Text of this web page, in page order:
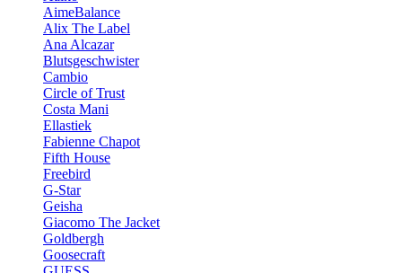
AimeBalance
Alix The Label
Ana Alcazar
Blutsgeschwister
Cambio
Circle of Trust
Costa Mani
Ellastiek
Fabienne Chapot
Fifth House
Freebird
G-Star
Geisha
Giacomo The Jacket
Goldbergh
Goosecraft